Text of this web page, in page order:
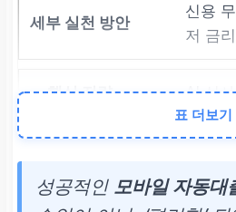
신용
저 금
AI 심
DSR
표 더보기
성공적인 모바일 자동대